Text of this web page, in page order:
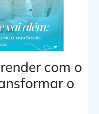
com o
o